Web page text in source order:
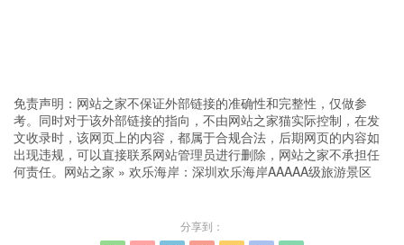
免责声明：网站之家不保证外部链接的准确性和完整性，仅做参
考。同时对于该外部链接的指向，不由网站之家猫实际控制，在发
文收录时，该网页上的内容，都属于合规合法，后期网页的内容如
出现违规，可以直接联系网站管理员进行删除，网站之家不承担任
何责任。 网站之家 » 欢乐海岸：深圳欢乐海岸AAAAA级旅游景区
分享到：